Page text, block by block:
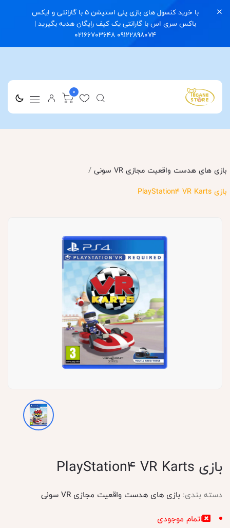
با خرید کنسول های بازی پلی استیشن 5 با گارانتی و ایکس
باکس سری اس با گارانتی یک کیف رایگان هدیه بگیرید |
09122898074 02166703648
0
بازی های هدست واقعیت مجازی VR سونی /
بازی PlayStation4 VR Karts
بازی PlayStation4 VR Karts
دسته بندی: بازی های هدست واقعیت مجازی VR سونی
اتمام موجودی